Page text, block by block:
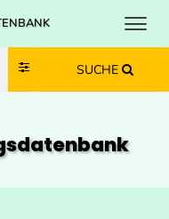
Zum Inhalt springen
Zum Navmenü springen
Zur Suche springen
Zur Footer springen
SUCHE